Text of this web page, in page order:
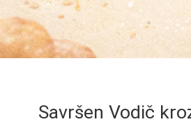
Savršen Vodič